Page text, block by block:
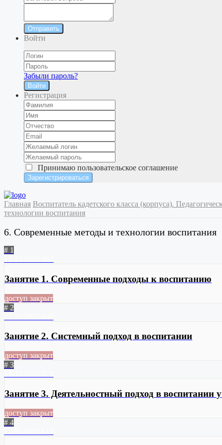
Отправить
Войти
Забыли пароль?
Войти
Регистрация
Принимаю пользовательское соглашение
Главная Воспитатель кадетского класса (корпуса).
технологии воспитания
6. Современные методы и технологии воспитания
# 1
Занятие 1. Современные подходы к воспитанию
доступ закрыт
# 2
Занятие 2. Системный подход в воспитании
доступ закрыт
# 3
Занятие 3. Деятельностный подход в воспитании
доступ закрыт
# 4